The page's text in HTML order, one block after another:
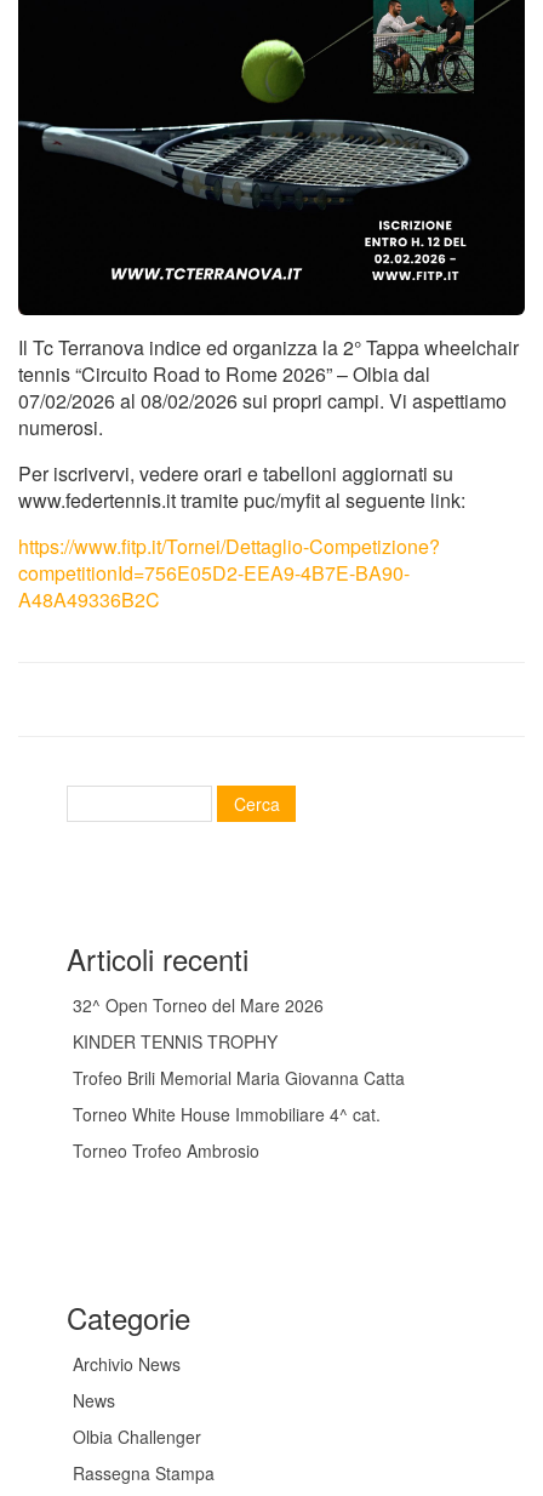
Il Tc Terranova indice ed organizza la 2° Tappa wheelchair
tennis “Circuito Road to Rome 2026” – Olbia dal
07/02/2026 al 08/02/2026 sui propri campi. Vi aspettiamo
numerosi.
Per iscrivervi, vedere orari e tabelloni aggiornati su
www.federtennis.it tramite puc/myfit al seguente link:
https://www.fitp.it/Tornei/Dettaglio-Competizione?
competitionId=756E05D2-EEA9-4B7E-BA90-
A48A49336B2C
Articoli recenti
32^ Open Torneo del Mare 2026
KINDER TENNIS TROPHY
Trofeo Brili Memorial Maria Giovanna Catta
Torneo White House Immobiliare 4^ cat.
Torneo Trofeo Ambrosio
Categorie
Archivio News
News
Olbia Challenger
Rassegna Stampa